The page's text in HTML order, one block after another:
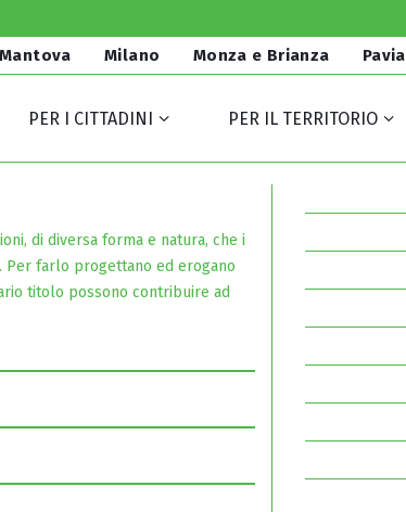
Mantova Milano Monza e Brianza Pavia
PER I CITTADINI PER IL TERRITORIO
di diversa forma e natura, che i
farlo progettano ed erogano
titolo possono contribuire ad